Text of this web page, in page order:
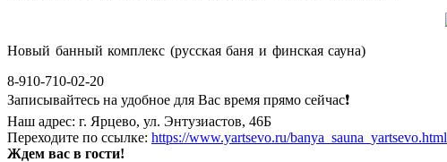
Новый банный комплекс (русская баня и финская сауна)
8-910-710-02-20
Записывайтесь на удобное для Вас время прямо сейчас❗️
Наш адрес: г. Ярцево, ул. Энтузиастов, 46Б
Переходите по ссылке: https://www.yartsevo.ru/banya_sauna_yartsevo.html
Ждем вас в гости!